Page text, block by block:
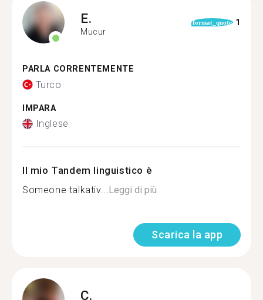
E.
Mucur
format_quote 1
PARLA CORRENTEMENTE
Turco
IMPARA
Inglese
Il mio Tandem linguistico è
Someone talkativ...Leggi di più
Scarica la app
C.